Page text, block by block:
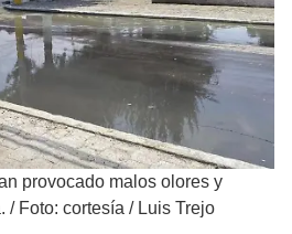
provocado malos olores y
/ Foto: cortesía / Luis Trejo